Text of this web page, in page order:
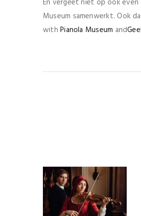
En vergeet niet op ook even
Museum samenwerkt. Ook
withPianola Museum and